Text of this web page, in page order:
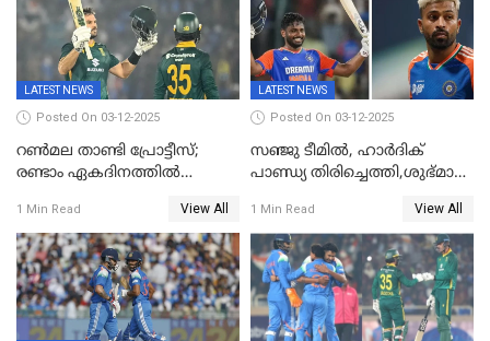
LATEST NEWS
Posted On 03-12-2025
റണ്‍മല താണ്ടി പ്രോട്ടീസ്;
രണ്ടാം ഏകദിനത്തില്‍
ഒപ്പത്തിനൊപ്പം
1 Min Read View All
LATEST NEWS
Posted On 03-12-2025
സഞ്ജു ടീമില്‍, ഹാര്‍ദിക്
പാണ്ഡ്യ തിരിച്ചെത്തി,​ശുഭ്മാൻ
ഇല്ല;
ദക്ഷിണാഫ്രിക്കയ്‌ക്കെതിരായ
ടി20 പരമ്പരയ്ക്കുള്ള ഇന്ത്യന്‍
ടീമിനെ പ്രഖ്യാപിച്ചു
1 Min Read View All